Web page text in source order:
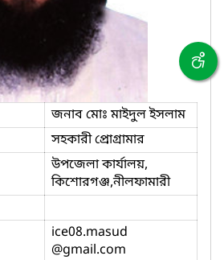
জনাব মোঃ মাইদুল ইসলাম
সহকারী প্রোগ্রামার
উপজেলা কার্যালয়,
কিশোরগঞ্জ,নীলফামারী
ice08.masud
@gmail.com